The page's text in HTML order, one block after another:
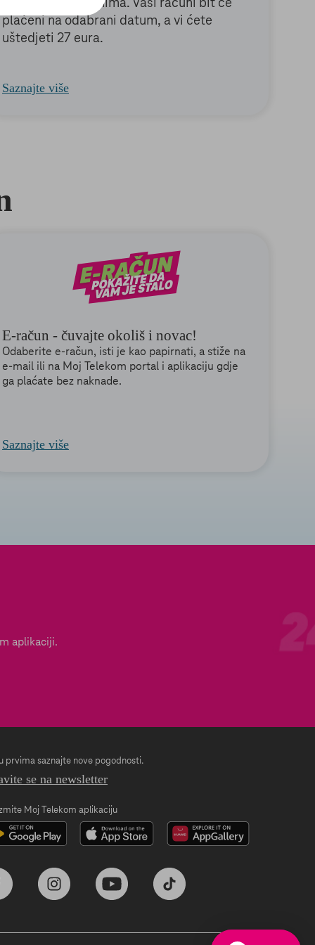
više brige o računima. Vaši računi bit će
plaćeni na odabrani datum, a vi ćete
uštedjeti 27 eura.
Saznajte više
E-račun - čuvajte okoliš i novac!
Odaberite e-račun, isti je kao papirnati, a stiže na
e-mail ili na Moj Telekom portal i aplikaciju gdje
ga plaćate bez naknade.
Saznajte više
aplikaciji.
prvima saznajte nove pogodnosti.
se na newsletter
Moj Telekom aplikaciju